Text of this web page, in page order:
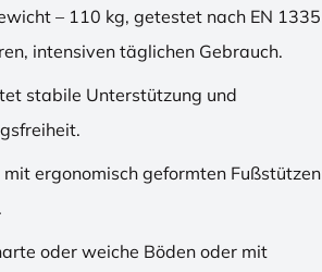
– 110 kg, getestet nach EN 1335
intensiven täglichen Gebrauch.
stabile Unterstützung und
ergonomisch geformten Fußstützen
oder weiche Böden oder mit